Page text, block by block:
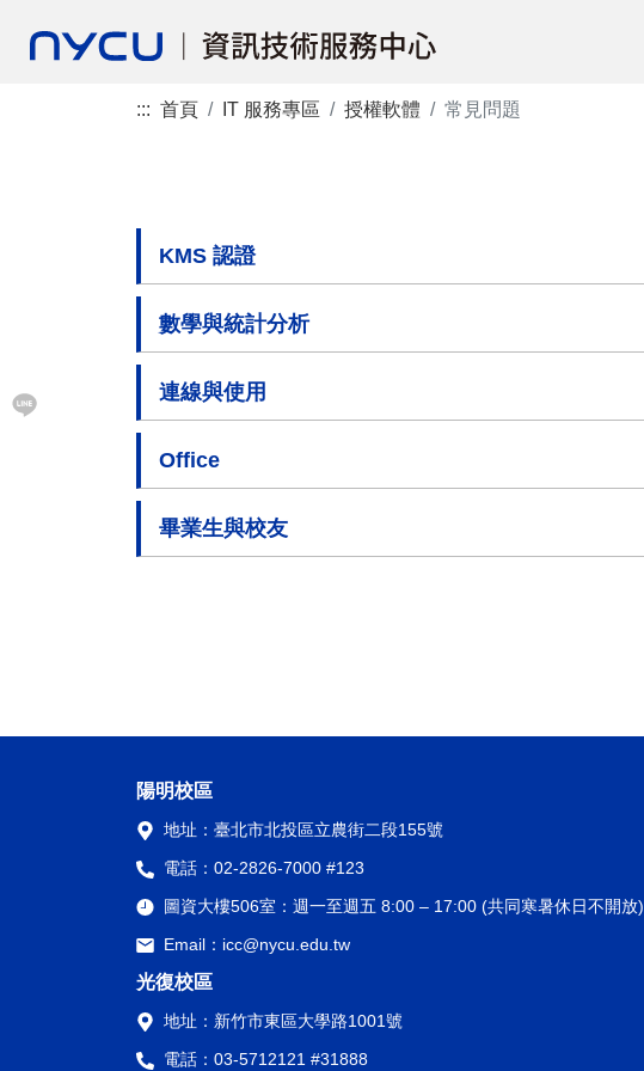
::: 首頁 IT 服務專區 授權軟體 常見問題
KMS 認證
數學與統計分析
連線與使用
Office
畢業生與校友
陽明校區
地址： 臺北市北投區立農街二段155號
電話： 02-2826-7000 #123
圖資大樓506室： 週一至週五 8:00 – 17:00 (共同寒暑休日不開放)
Email： icc@nycu.edu.tw
光復校區
地址： 新竹市東區大學路1001號
電話： 03-5712121 #31888